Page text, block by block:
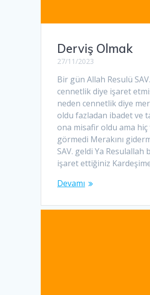
Derviş Olmak
27/11/2023
Bir gün Allah Resulü
cennetlik diye işaret
neden cennetlik diye
oldu fazladan ibadet ve
ona misafir oldu ama
görmedi Merakını
SAV. geldi Ya
işaret ettiğiniz
Devamı